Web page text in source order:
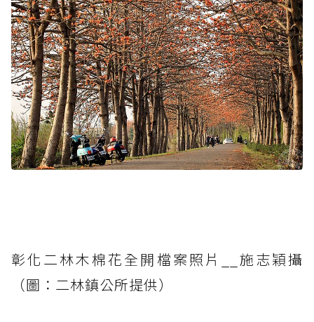
彰化二林木棉花全開檔案照片__施志穎攝
（圖：二林鎮公所提供）